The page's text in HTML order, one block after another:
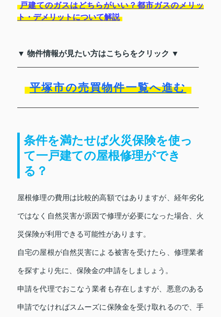
戸建てのガスはどちらがいい？都市ガスのメリッ
ト・デメリットについて解説
▼ 物件情報が見たい方はこちらをクリック ▼
平塚市の売買物件一覧へ進む
条件を満たせば火災保険を使っ
て一戸建ての屋根修理ができ
る？
屋根修理の費用は比較的高額ではありますが、経年劣化
ではなく自然災害が原因で修理が必要になった場合、火
災保険が利用できる可能性があります。
自宅の屋根が自然災害による被害を受けたら、修理業者
を探すより先に、保険金の申請をしましょう。
申請を代理でおこなう業者も存在しますが、悪意のある
申請でなければスムーズに保険金を受け取れるので、手